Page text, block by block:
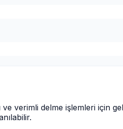
verimli delme işlemleri için